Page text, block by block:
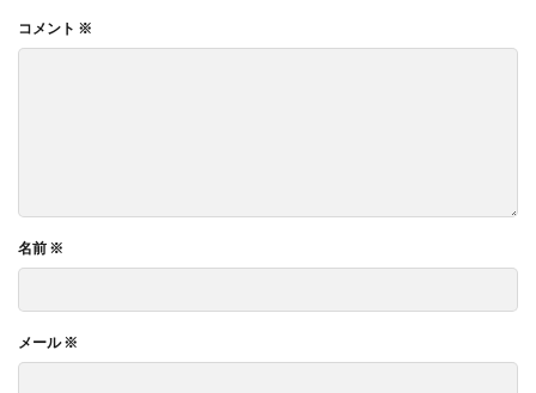
コメント ※
名前 ※
メール※